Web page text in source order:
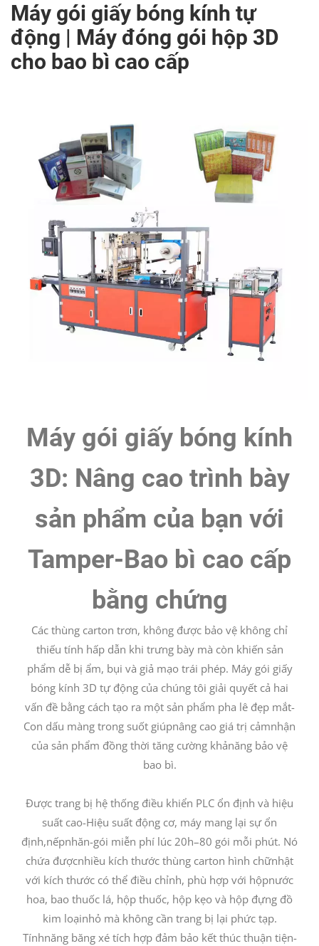
Máy gói giấy bóng kính tự
động | Máy đóng gói hộp 3D
cho bao bì cao cấp
Máy gói giấy bóng kính
3D: Nâng cao trình bày
sản phẩm của bạn với
Tamper-Bao bì cao cấp
bằng chứng
Các thùng carton trơn, không được bảo vệ không chỉ
thiếu tính hấp dẫn khi trưng bày mà còn khiến sản
phẩm dễ bị ẩm, bụi và giả mạo trái phép. Máy gói giấy
bóng kính 3D tự động của chúng tôi giải quyết cả hai
vấn đề bằng cách tạo ra một sản phẩm pha lê đẹp mắt-
Con dấu màng trong suốt giúpnâng cao giá trị cảmnhận
của sản phẩm đồng thời tăng cường khảnăng bảo vệ
bao bì.
Được trang bị hệ thống điều khiển PLC ổn định và hiệu
suất cao-Hiệu suất động cơ, máy mang lại sự ổn
định,nếpnhăn-gói miễn phí lúc 20h–80 gói mỗi phút. Nó
chứa đượcnhiều kích thước thùng carton hình chữnhật
với kích thước có thể điều chỉnh, phù hợp với hộpnước
hoa, bao thuốc lá, hộp thuốc, hộp kẹo và hộp đựng đồ
kim loạinhỏ mà không cần trang bị lại phức tạp.
Tínhnăng băng xé tích hợp đảm bảo kết thúc thuận tiện-